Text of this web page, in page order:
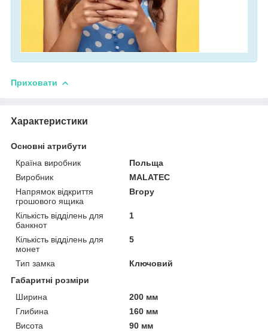
Приховати
Характеристики
Основні атрибути
Країна виробник
Польща
Виробник
MALATEC
Напрямок відкриття
грошового ящика
Вгору
Кількість відділень для
банкнот
1
Кількість відділень для
монет
5
Тип замка
Ключовий
Габаритні розміри
Ширина
200 мм
Глибина
160 мм
Висота
90 мм